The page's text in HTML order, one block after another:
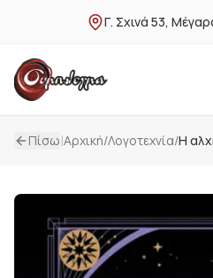
Γ. Σχινά 53,
Πίσω|Αρχική/Λογοτεχνία/Η